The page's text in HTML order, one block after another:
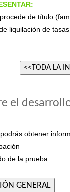
de título
liquilación de
el
obtener
de la prueba